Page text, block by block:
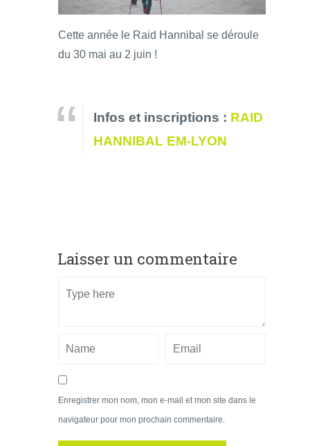
Cette année le Raid Hannibal se déroule
du 30 mai au 2 juin !
Infos et inscriptions : RAID
HANNIBAL EM-LYON
Laisser un commentaire
Enregistrer mon nom, mon e-mail et mon site dans le
navigateur pour mon prochain commentaire.